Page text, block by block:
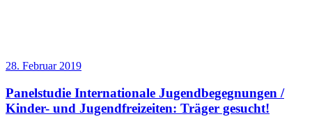
28. Februar 2019
Panelstudie Internationale Jugendbegegnungen /
Kinder- und Jugendfreizeiten: Träger gesucht!